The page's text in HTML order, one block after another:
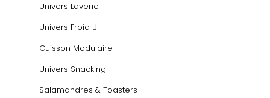
Univers Laverie
Univers Froid
Cuisson Modulaire
Univers Snacking
Salamandres & Toasters